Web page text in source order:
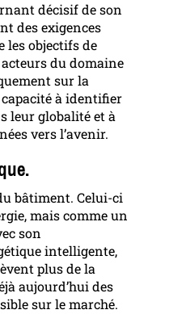
décisif de son
des exigences
les objectifs de
du domaine
sur la
à identifier
leur globalité et à
vers l’avenir.
bâtiment. Celui-ci
mais comme un
son
intelligente,
plus de la
aujourd’hui des
sur le marché.